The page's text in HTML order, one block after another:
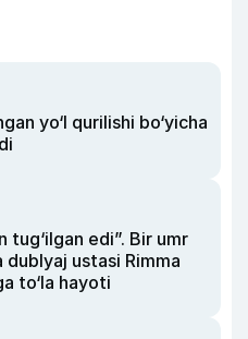
yo‘l qurilishi bo‘yicha
tug‘ilgan edi”. Bir umr
ustasi Rimma
to‘la hayoti